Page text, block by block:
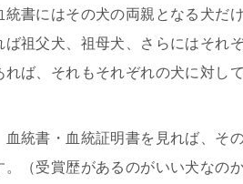
統書にはその犬の両親となる犬だ
ば祖父犬、祖母犬、さらにはそれ
れば、それもそれぞれの犬に対し
血統書・血統証明書を見れば、そ
。（受賞歴があるのがいい犬なの